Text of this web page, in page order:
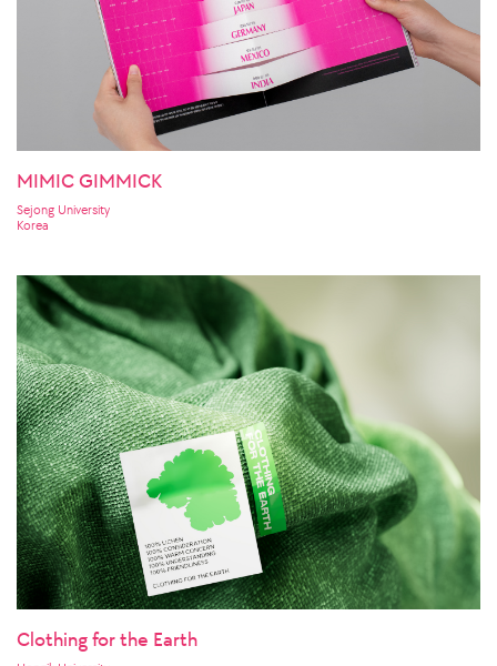
MIMIC GIMMICK
Sejong University
Korea
Clothing for the Earth